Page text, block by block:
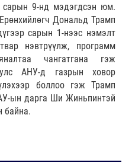
9-нд мэдэгдсэн юм.
Дональд Трамп
сарын 1-нээс нэмэлт
нэвтрүүлж, программ
чангатгана гэж
АНУ-д газрын ховор
боллоо гэж Трамп
ын дарга Ши Жиньпинтэй
байна.